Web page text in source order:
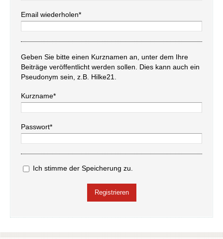
Email wiederholen*
Geben Sie bitte einen Kurznamen an, unter dem Ihre
Beiträge veröffentlicht werden sollen. Dies kann auch ein
Pseudonym sein, z.B. Hilke21.
Kurzname*
Passwort*
Ich stimme der Speicherung zu.